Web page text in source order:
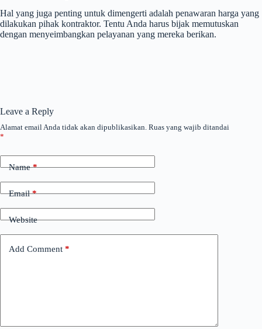
Hal yang juga penting untuk dimengerti adalah penawaran harga yang
dilakukan pihak kontraktor. Tentu Anda harus bijak memutuskan
dengan menyeimbangkan pelayanan yang mereka berikan.
Leave a Reply
Alamat email Anda tidak akan dipublikasikan. Ruas yang wajib ditandai
*
Name*
Email*
Website
Add Comment *